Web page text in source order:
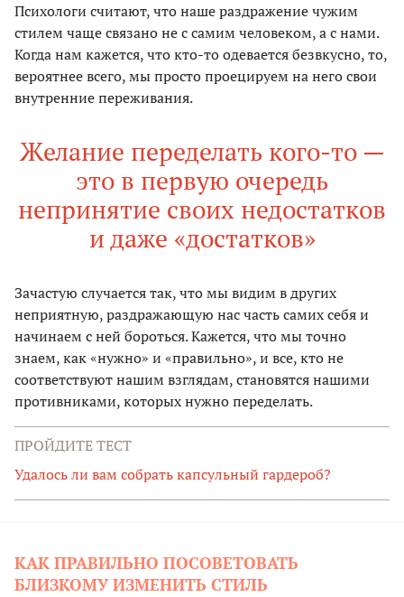
Психологи считают, что наше раздражение чужим
стилем чаще связано не с самим человеком, а с нами.
Когда нам кажется, что кто-то одевается безвкусно, то,
вероятнее всего, мы просто проецируем на него свои
внутренние переживания.
Желание переделать кого-то —
это в первую очередь
непринятие своих недостатков
и даже «достатков»
Зачастую случается так, что мы видим в других
неприятную, раздражающую нас часть самих себя и
начинаем с ней бороться. Кажется, что мы точно
знаем, как «нужно» и «правильно», и все, кто не
соответствуют нашим взглядам, становятся нашими
противниками, которых нужно переделать.
ПРОЙДИТЕ ТЕСТ
Удалось ли вам собрать капсульный гардероб?
КАК ПРАВИЛЬНО ПОСОВЕТОВАТЬ
БЛИЗКОМУ ИЗМЕНИТЬ СТИЛЬ